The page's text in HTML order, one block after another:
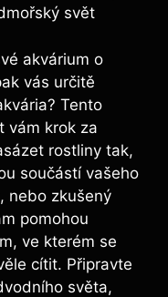
svět
akvárium o
​vás určitě‌
Tento⁤
⁢vám krok ⁢za
rostliny tak,
součástí ⁢vašeho
nebo zkušený
pomohou
ve ‍kterém se
cítit. Připravte
světa,